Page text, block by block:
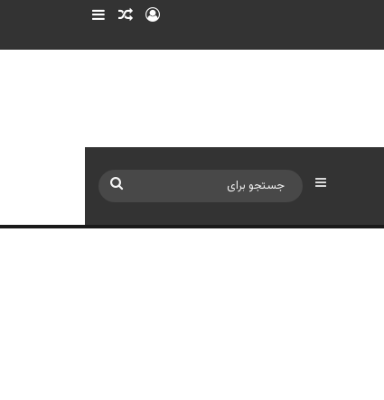
ورود نوشته تصادفی
سایدبار